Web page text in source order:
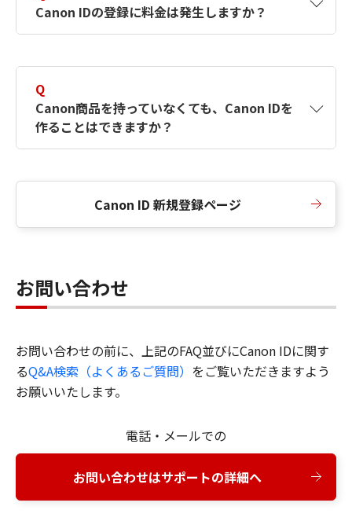
簡単に作成できるように、この情報を使用して
Canon IDの登録フォームを入力します。
Canon IDの登録に料金は発生しますか？
Q
Canon商品を持っていなくても、Canon IDを
作ることはできますか？
Canon ID 新規登録ページ
お問い合わせ
お問い合わせの前に、上記のFAQ並びにCanon IDに関す
るQ&A検索（よくあるご質問） をご覧いただきますよう
お願いいたします。
電話・メールでの
お問い合わせはサポートの詳細へ